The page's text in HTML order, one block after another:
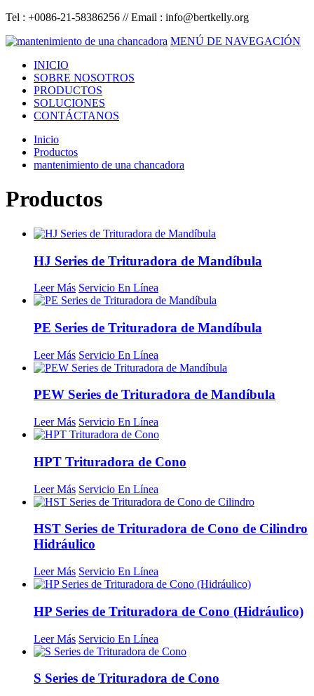
Tel : +0086-21-58386256 // Email : info@bertkelly.org
MENÚ DE NAVEGACIÓN
INICIO
SOBRE NOSOTROS
PRODUCTOS
SOLUCIONES
CONTÁCTANOS
Inicio
Productos
mantenimiento de una chancadora
Productos
HJ Series de Trituradora de Mandíbula
Leer Más Servicio En Línea
PE Series de Trituradora de Mandíbula
Leer Más Servicio En Línea
PEW Series de Trituradora de Mandíbula
Leer Más Servicio En Línea
HPT Trituradora de Cono
Leer Más Servicio En Línea
HST Series de Trituradora de Cono de Cilindro
Hidráulico
Leer Más Servicio En Línea
HP Series de Trituradora de Cono (Hidráulico)
Leer Más Servicio En Línea
S Series de Trituradora de Cono